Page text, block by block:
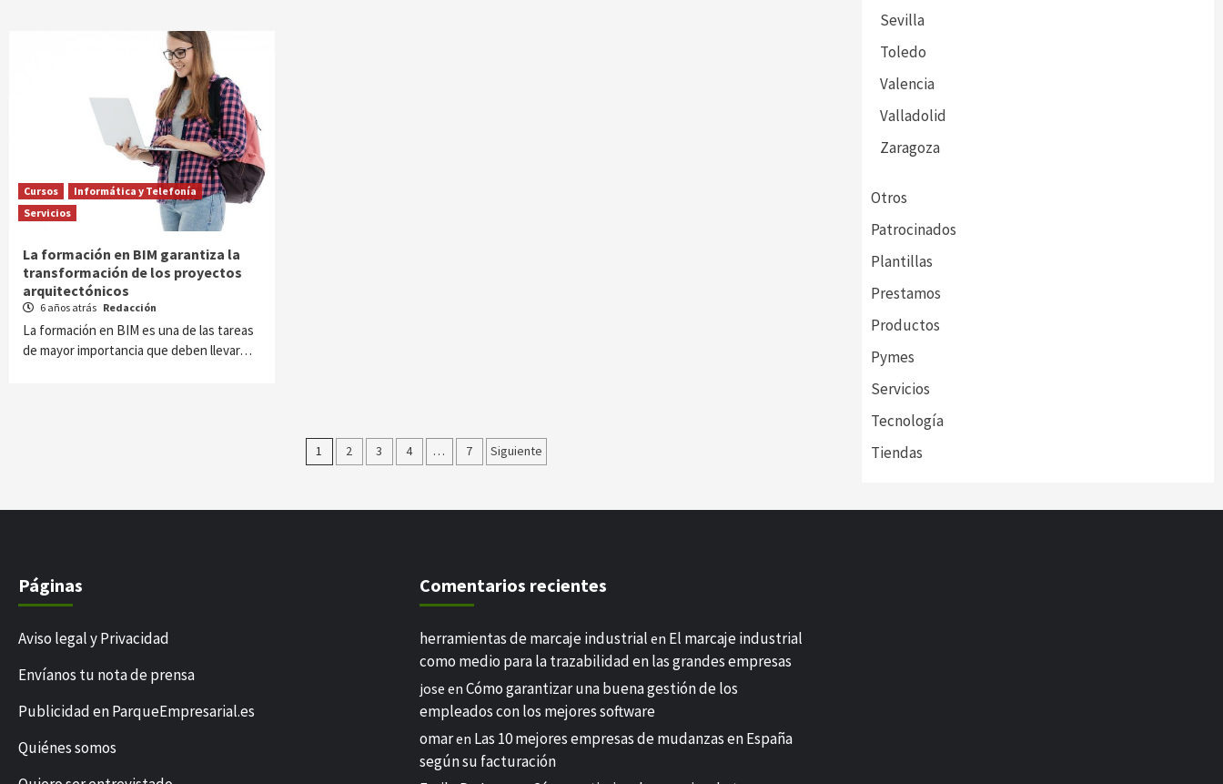
Cursos
Informática y Telefonía
Servicios
La formación en BIM garantiza la
transformación de los proyectos
arquitectónicos
6 años atrás Redacción
La formación en BIM es una de las tareas
de mayor importancia que deben llevar…
Paginación
1 2 3 4 … 7 Siguiente
Sevilla
Toledo
Valencia
Valladolid
Zaragoza
Otros
Patrocinados
Plantillas
Prestamos
Productos
Pymes
Servicios
Tecnología
Tiendas
Páginas
Aviso legal y Privacidad
Envíanos tu nota de prensa
Publicidad en ParqueEmpresarial.es
Quiénes somos
Comentarios recientes
herramientas de marcaje industrial en El marcaje industrial
como medio para la trazabilidad en las grandes empresas
jose enCómo garantizar una buena gestión de los
empleados con los mejores software
omaren Las 10 mejores empresas de mudanzas en España
según su facturación